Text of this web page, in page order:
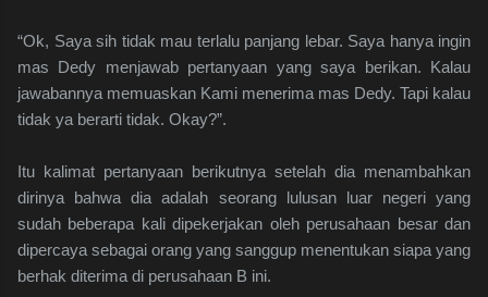
“Ok, Saya sih tidak mau terlalu panjang lebar. Saya hanya ingin
mas Dedy menjawab pertanyaan yang saya berikan. Kalau
jawabannya memuaskan Kami menerima mas Dedy. Tapi kalau
tidak ya berarti tidak. Okay?”.
Itu kalimat pertanyaan berikutnya setelah dia menambahkan
dirinya bahwa dia adalah seorang lulusan luar negeri yang
sudah beberapa kali dipekerjakan oleh perusahaan besar dan
dipercaya sebagai orang yang sanggup menentukan siapa yang
berhak diterima di perusahaan B ini.